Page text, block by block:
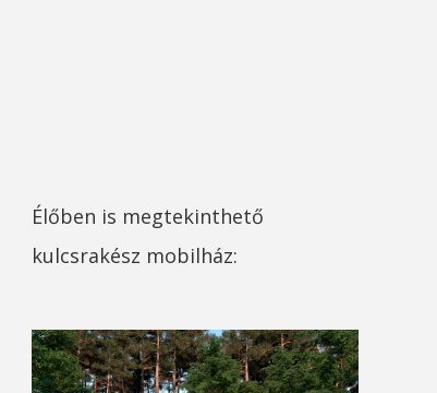
Élőben is megtekinthető
kulcsrakész mobilház: